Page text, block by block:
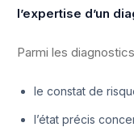
l’expertise d’un
Parmi les
le constat de
l’état précis